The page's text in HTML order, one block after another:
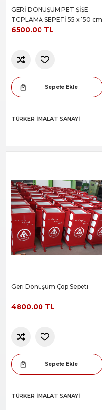
GERİ DÖNÜŞÜM PET ŞİŞE
TOPLAMA SEPETİ 55 x 150 cm
6500.00 TL
Sepete Ekle
TÜRKER İMALAT SANAYI
Geri Dönüşüm Çöp Sepeti
4800.00 TL
Sepete Ekle
TÜRKER İMALAT SANAYI